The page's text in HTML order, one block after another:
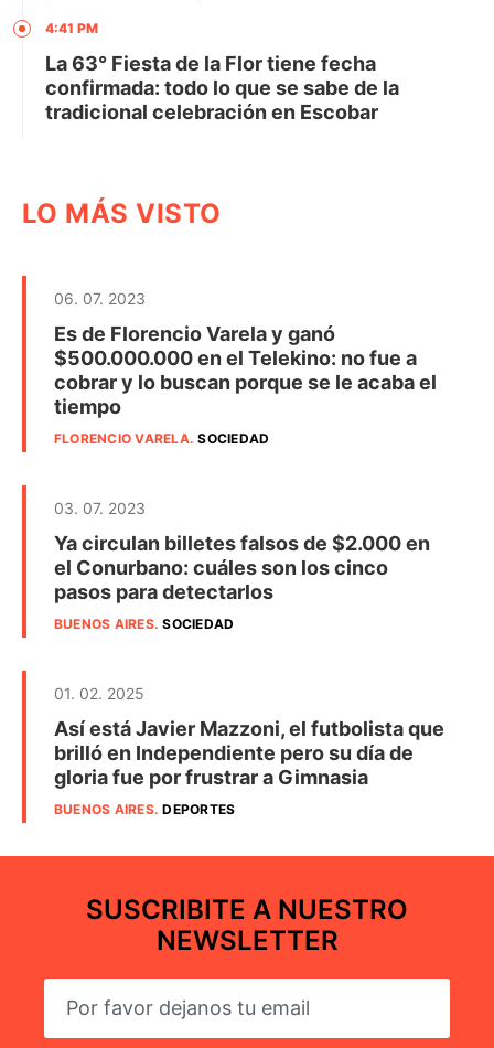
4:41 PM
La 63° Fiesta de la Flor tiene fecha
confirmada: todo lo que se sabe de la
tradicional celebración en Escobar
LO MÁS VISTO
06. 07. 2023
Es de Florencio Varela y ganó
$500.000.000 en el Telekino: no fue a
cobrar y lo buscan porque se le acaba el
tiempo
FLORENCIO VARELA.SOCIEDAD
03. 07. 2023
Ya circulan billetes falsos de $2.000 en
el Conurbano: cuáles son los cinco
pasos para detectarlos
BUENOS AIRES.SOCIEDAD
01. 02. 2025
Así está Javier Mazzoni, el futbolista que
brilló en Independiente pero su día de
gloria fue por frustrar a Gimnasia
BUENOS AIRES.DEPORTES
SUSCRIBITE A NUESTRO
NEWSLETTER